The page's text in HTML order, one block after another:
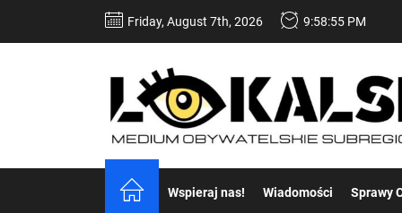
Friday, August 7th, 2026 9:58:57 PM
Wspieraj nas! Wiadomości Sprawy
Koper – część 2.